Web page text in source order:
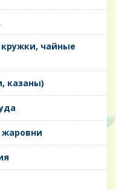
чайные
казаны)